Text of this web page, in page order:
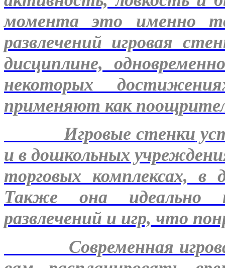
момента это именно
развлечений игровая
дисциплине,
некоторых
применяют как
Игровые стенки
и в дошкольных
торговых комплексах, в
Также она идеально
развлечений и игр, что
Современная